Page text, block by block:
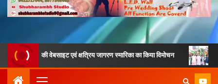
की वेबसाइट एवं क्षत्रिय जागरण स्मारिका का किया विमोचन मुख्यमंत्री ने